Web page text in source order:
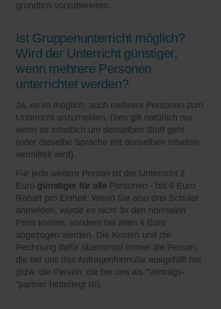
gründlich vorzubereiten.
Ist Gruppenunterricht möglich?
Wird der Unterricht günstiger,
wenn mehrere Personen
unterrichtet werden?
Ja, es ist möglich, auch mehrere Personen zum
Unterricht anzumelden. Dies gilt natürlich nur,
wenn es inhaltlich um denselben Stoff geht
(oder dieselbe Sprache mit denselben Inhalten
vermittelt wird).
Für jede weitere Person ist der Unterricht 2
Euro günstiger für alle Personen - bis 6 Euro
Rabatt pro Einheit. Wenn Sie also drei Schüler
anmelden, würde es nicht 3x den normalen
Preis kosten, sondern bei allen 4 Euro
abgezogen werden. Die Kosten und die
Rechnung dafür übernimmt immer die Person,
die bei uns das Anfragenformular ausgefüllt hat
(bzw. die Person, die bei uns als "Vertrags-
"partner hinterlegt ist).